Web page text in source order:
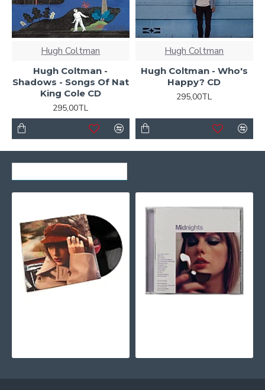
Hugh Coltman
Hugh Coltman -
Shadows - Songs Of Nat
King Cole CD
295,00TL
Hugh Coltman
Hugh Coltman - Who's
Happy? CD
295,00TL